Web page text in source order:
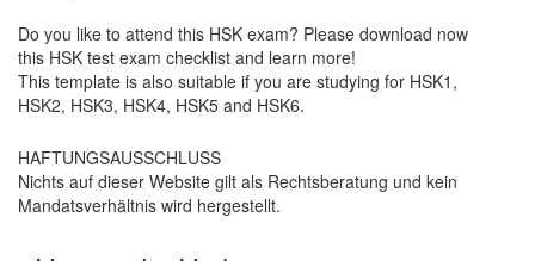
Do you like to attend this HSK exam? Please download now
this HSK test exam checklist and learn more!
This template is also suitable if you are studying for HSK1,
HSK2, HSK3, HSK4, HSK5 and HSK6.
HAFTUNGSAUSSCHLUSS
Nichts auf dieser Website gilt als Rechtsberatung und kein
Mandatsverhältnis wird hergestellt.